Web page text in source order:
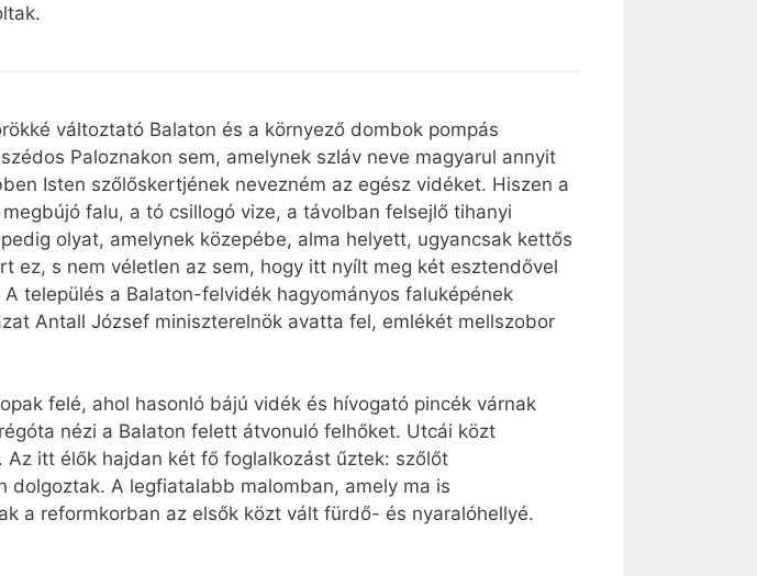
változtató Balaton és a környező dombok pompás
Paloznakon sem, amelynek szláv neve magyarul annyit
Isten szőlőskertjének nevezném az egész vidéket. Hiszen a
falu, a tó csillogó vize, a távolban felsejlő tihanyi
olyat, amelynek közepébe, alma helyett, ugyancsak kettős
ez, s nem véletlen az sem, hogy itt nyílt meg két esztendővel
település a Balaton-felvidék hagyományos faluképének
Antall József miniszterelnök avatta fel, emlékét mellszobor
felé, ahol hasonló bájú vidék és hívogató pincék várnak
nézi a Balaton felett átvonuló felhőket. Utcái közt
itt élők hajdan két fő foglalkozást űztek: szőlőt
A legfiatalabb malomban, amely ma is
a reformkorban az elsők közt vált fürdő- és nyaralóhellyé.